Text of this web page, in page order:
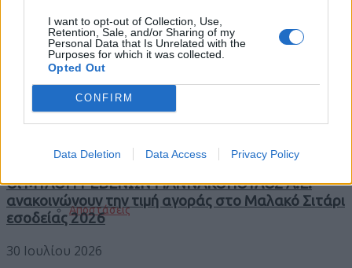
I want to opt-out of Collection, Use,
Retention, Sale, and/or Sharing of my
Personal Data that Is Unrelated with the
Purposes for which it was collected.
Opted Out
CONFIRM
Data Deletion Data Access Privacy Policy
Φωτιές
Τροχαία
Αποστάσεις
Trending
Comments
Latest
Οι ΜΥΛΟΙ ΓΡΕΒΕΝΩΝ ΓΙΑΝΝΑΚΟΠΟΥΛΟΣ Α.Ε.
ανακοινώνουν την τιμή αγοράς στο Μαλακό Σιτάρι
εσοδείας 2026
30 Ιουλίου 2026